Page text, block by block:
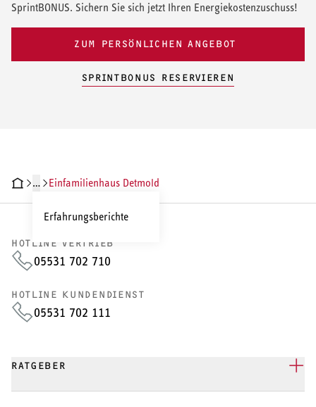
SprintBONUS. Sichern Sie sich jetzt Ihren Energiekostenzuschuss!
ZUM PERSÖNLICHEN ANGEBOT
SPRINTBONUS RESERVIEREN
…
Erfahrungsberichte
Einfamilienhaus Detmold
HOTLINE VERTRIEB
05531 702 710
HOTLINE KUNDENDIENST
05531 702 111
RATGEBER